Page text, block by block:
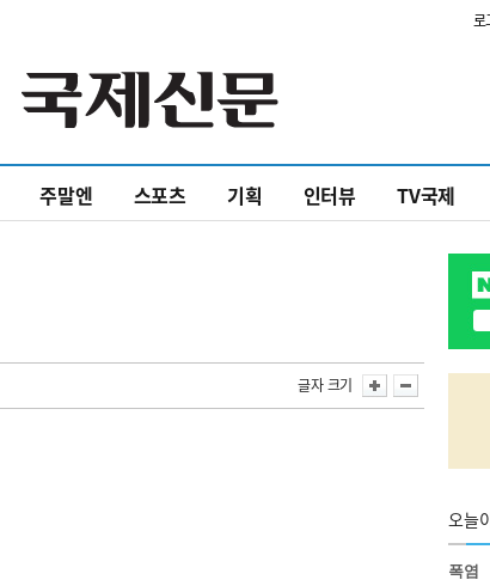
로
주말엔 스포츠 기획 인터뷰 TV국제
글자 크기
오늘
폭염